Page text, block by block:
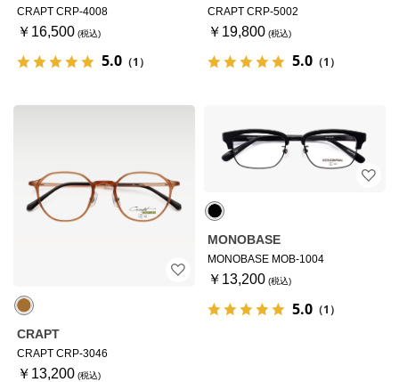
CRAPT CRP-4008
￥16,500
5.0 （1）
CRAPT CRP-5002
￥19,800
5.0 （1）
CRAPT
CRAPT CRP-3046
￥13,200
MONOBASE
MONOBASE MOB-1004
￥13,200
5.0 （1）